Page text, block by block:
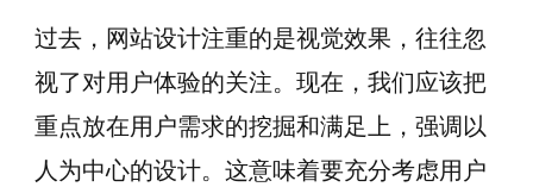
过去，网站设计注重的是视觉效果，往往忽
视了对用户体验的关注。现在，我们应该把
重点放在用户需求的挖掘和满足上，强调以
人为中心的设计。这意味着要充分考虑用户